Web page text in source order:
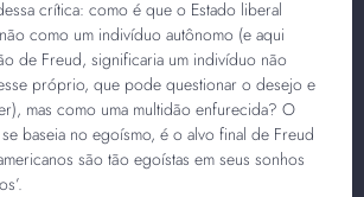
crítica: como é que o Estado liberal
como um indivíduo autônomo (e aqui
de Freud, significaria um indivíduo não
próprio, que pode questionar o desejo e
mas como uma multidão enfurecida? O
baseia no egoísmo, é o alvo final de Freud
são tão egoístas em seus sonhos